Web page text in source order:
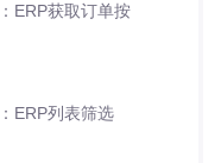
ERP获取订单按
ERP列表筛选